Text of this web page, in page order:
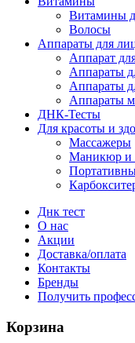
Витамины
Волосы
Аппараты для
Аппарат
Аппараты
Аппараты
Аппараты
ДНК-Тесты
Для красоты и
Массажеры
Маникюр и
Днк тест
О нас
Акции
Доставка/оплата
Контакты
Бренды
Получить
Корзина